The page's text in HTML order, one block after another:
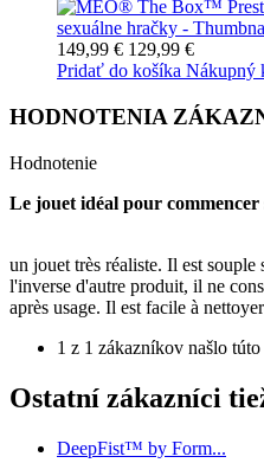
149,99 € 129,99 €
Pridať do košíka Nákupný
HODNOTENIA
Hodnotenie
Le jouet idéal pour commencer
un jouet très réaliste. Il est souple
l'inverse d'autre produit, il ne
après usage. Il est facile à
1 z 1 zákazníkov našlo
Ostatní zákazníci
DeepFist™ by Form...